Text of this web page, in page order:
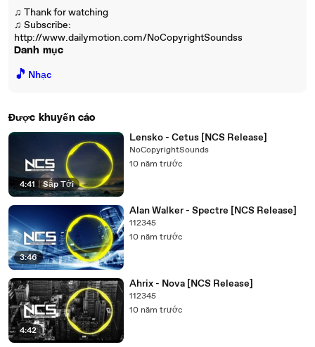
♫ Thank for watching
♫ Subscribe:
http://www.dailymotion.com/NoCopyrightSoundss
Danh mục
🎵 Nhạc
Được khuyến cáo
4:41 | Sắp Tới
Lensko - Cetus [NCS Release]
NoCopyrightSounds
10 năm trước
3:46
Alan Walker - Spectre [NCS Release]
112345
10 năm trước
4:42
Ahrix - Nova [NCS Release]
112345
10 năm trước